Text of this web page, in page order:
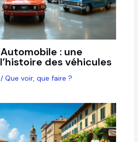
: une
des véhicules
/ Que voir, que faire ?